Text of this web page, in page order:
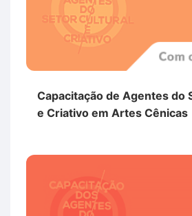
Capacitação de Agentes do
e Criativo em Artes Cênicas